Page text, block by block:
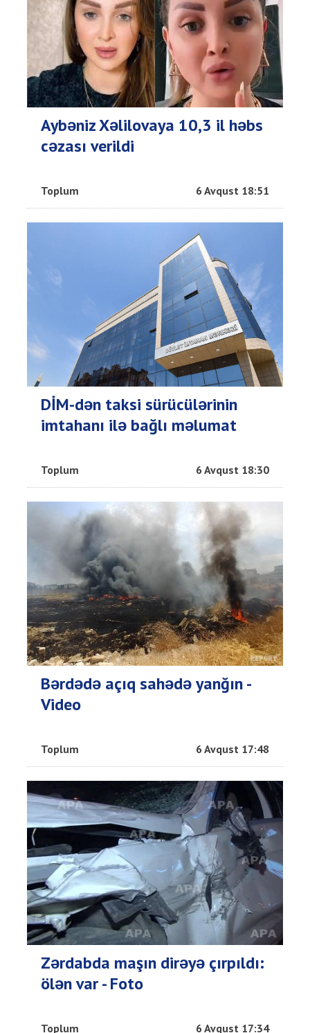
Aybəniz Xəlilovaya 10,3 il həbs
cəzası verildi
Toplum 6 Avqust 18:51
DİM-dən taksi sürücülərinin
imtahanı ilə bağlı məlumat
Toplum 6 Avqust 18:30
Bərdədə açıq sahədə yanğın -
Video
Toplum 6 Avqust 17:48
Zərdabda maşın dirəyə çırpıldı:
ölən var - Foto
Toplum 6 Avqust 17:34